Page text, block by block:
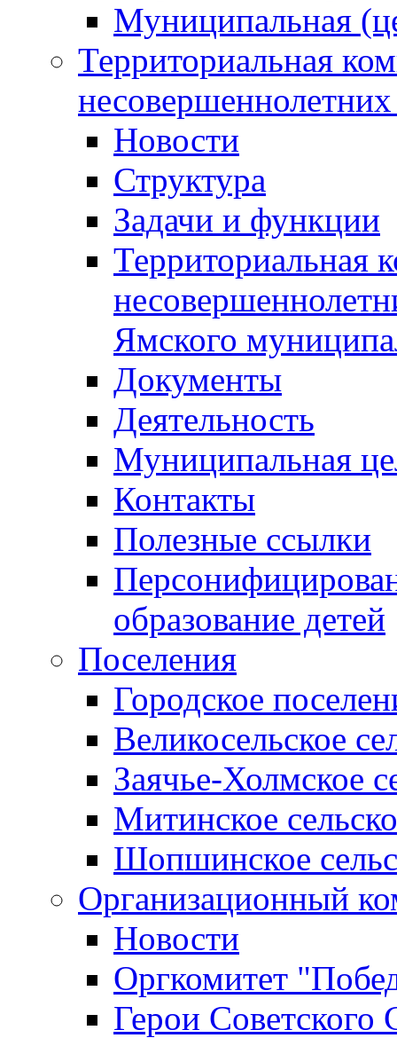
Муниципальная
Территориальная
Новости
Структура
Задачи и функции
Территориальная
Ямского
Документы
Деятельность
Муниципальная
Контакты
Полезные ссылки
образование детей
Поселения
Городское
Великосельское
Заячье-Холмское
Митинское
Шопшинское
Организационный
Новости
Оргкомитет
Герои Советского